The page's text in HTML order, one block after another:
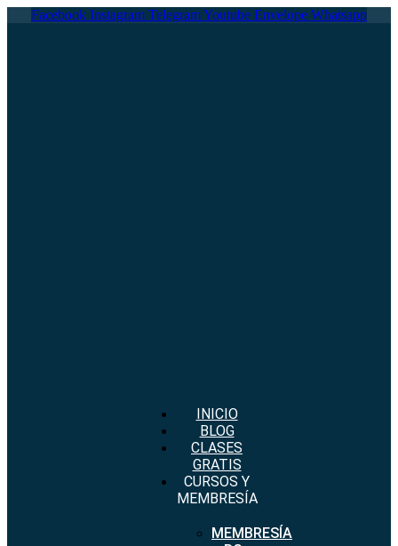
Facebook Instagram TelegramYoutube Envelope Whatsapp
INICIO
BLOG
CLASES
GRATIS
CURSOS Y
MEMBRESÍA
MEMBRESÍA